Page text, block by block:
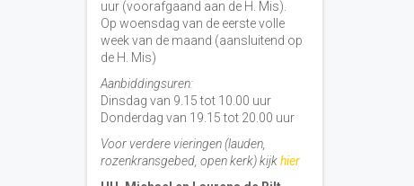
uur (voorafgaand aan de H. Mis).
Op woensdag van de eerste volle
week van de maand (aansluitend op
de H. Mis)
Aanbiddingsuren:
Dinsdag van 9.15 tot 10.00 uur
Donderdag van 19.15 tot 20.00 uur
Voor verdere vieringen (lauden,
rozenkransgebed, open kerk) kijkhier